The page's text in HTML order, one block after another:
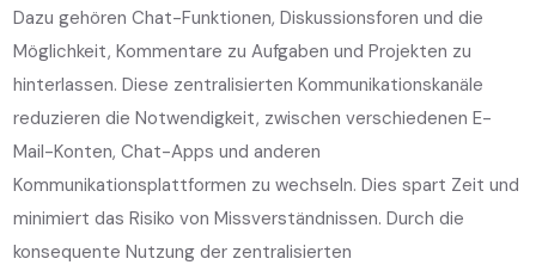
Dazu gehören Chat-Funktionen, Diskussionsforen und die
Möglichkeit, Kommentare zu Aufgaben und Projekten zu
hinterlassen. Diese zentralisierten Kommunikationskanäle
reduzieren die Notwendigkeit, zwischen verschiedenen E-
Mail-Konten, Chat-Apps und anderen
Kommunikationsplattformen zu wechseln. Dies spart Zeit und
minimiert das Risiko von Missverständnissen. Durch die
konsequente Nutzung der zentralisierten